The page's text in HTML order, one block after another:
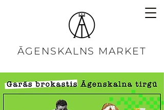
ĀGENSKALNS MARKET